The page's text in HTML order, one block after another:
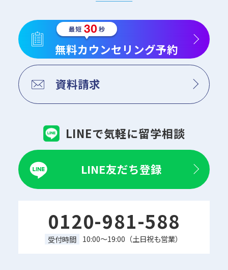
無料カウンセリング予約
資料請求
LINEで気軽に留学相談
LINE友だち登録
0120-981-588
受付時間 10:00～19:00（土日祝も営業）